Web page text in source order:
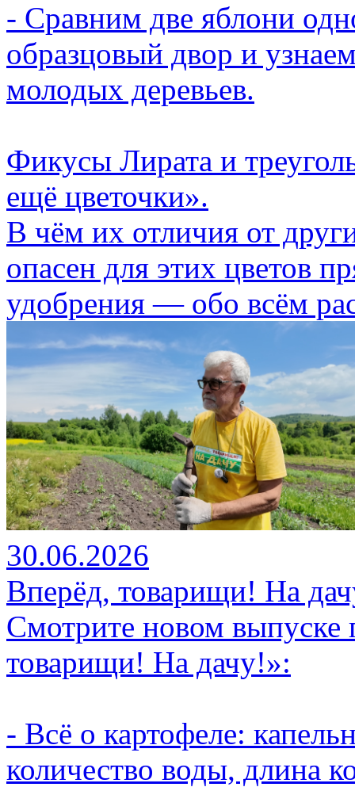
- Сравним две яблони
образцовый двор и
молодых деревьев.
Фикусы Лирата и
ещё цветочки».
В чём их отличия от
опасен для этих цветов
удобрения — обо всём
30.06.2026
Вперёд, товарищи! На
Смотрите новом
товарищи! На дачу!»:
- Всё о картофеле:
количество воды, длина